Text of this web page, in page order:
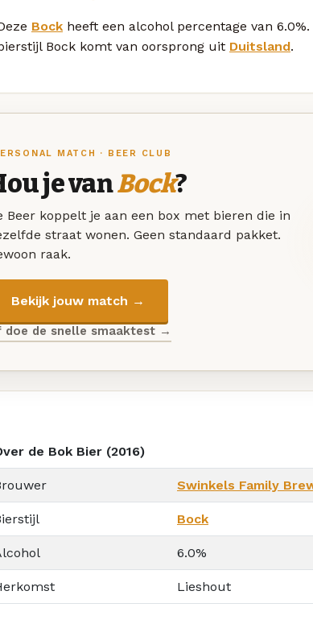
Bock heeft een alcohol percentage van 6.0%.
Bock komt van oorsprong uit Duitsland.
MATCH · BEER CLUB
je vanBock?
Beer koppelt je aan een box met bieren die in
straat wonen. Geen standaard pakket.
raak.
Bekijk jouw match →
doe de snelle smaaktest →
de Bok Bier (2016)
Swinkels Family
Bock
6.0%
Lieshout